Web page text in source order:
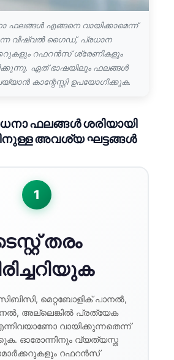
ഫലങ്ങൾ എങ്ങനെ വായിക്കാമെന്ന്
വിഷ്വൽ ഗൈഡ്, പ്രധാന
റഫറൻസ് ശ്രേണികളും
ഏത് ഭാഷയിലും ഫലങ്ങൾ
കാന്റേസ്റ്റി ഉപയോഗിക്കുക.
ഫലങ്ങൾ ശരിയായി
അവശ്യ ഘട്ടങ്ങൾ
1
തരം
മെറ്റബോളിക് പാനൽ,
അല്ലെങ്കിൽ പ്രത്യേക
വായിക്കുന്നതെന്ന്
ഓരോന്നിനും വ്യത്യസ്ത
റഫറൻസ്